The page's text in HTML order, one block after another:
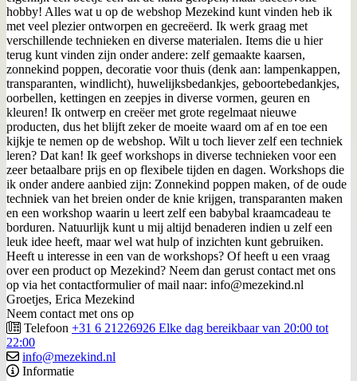
hobby! Alles wat u op de webshop Mezekind kunt vinden heb ik
met veel plezier ontworpen en gecreëerd. Ik werk graag met
verschillende technieken en diverse materialen. Items die u hier
terug kunt vinden zijn onder andere: zelf gemaakte kaarsen,
zonnekind poppen, decoratie voor thuis (denk aan: lampenkappen,
transparanten, windlicht), huwelijksbedankjes, geboortebedankjes,
oorbellen, kettingen en zeepjes in diverse vormen, geuren en
kleuren! Ik ontwerp en creëer met grote regelmaat nieuwe
producten, dus het blijft zeker de moeite waard om af en toe een
kijkje te nemen op de webshop. Wilt u toch liever zelf een techniek
leren? Dat kan! Ik geef workshops in diverse technieken voor een
zeer betaalbare prijs en op flexibele tijden en dagen. Workshops die
ik onder andere aanbied zijn: Zonnekind poppen maken, of de oude
techniek van het breien onder de knie krijgen, transparanten maken
en een workshop waarin u leert zelf een babybal kraamcadeau te
borduren. Natuurlijk kunt u mij altijd benaderen indien u zelf een
leuk idee heeft, maar wel wat hulp of inzichten kunt gebruiken.
Heeft u interesse in een van de workshops? Of heeft u een vraag
over een product op Mezekind? Neem dan gerust contact met ons
op via het contactformulier of mail naar: info@mezekind.nl
Groetjes, Erica Mezekind
Neem contact met ons op
Telefoon +31 6 21226926 Elke dag bereikbaar van 20:00 tot
22:00
info@mezekind.nl
Informatie